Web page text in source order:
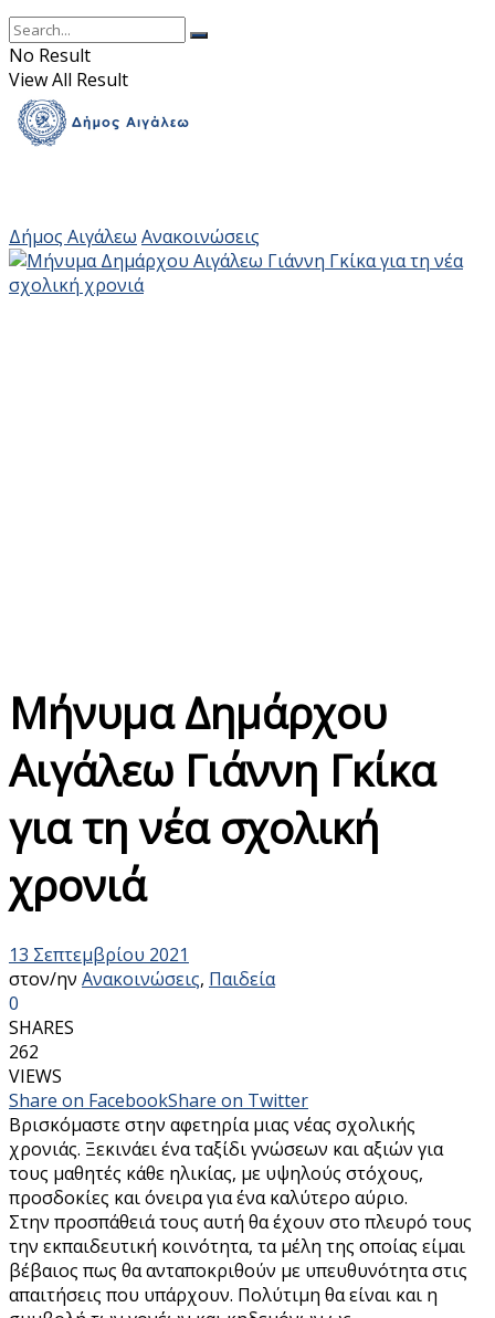
No Result
View All Result
Δήμος Αιγάλεω Ανακοινώσεις
Μήνυμα Δημάρχου
Αιγάλεω Γιάννη Γκίκα
για τη νέα σχολική
χρονιά
13 Σεπτεμβρίου 2021
στον/ην Ανακοινώσεις, Παιδεία
0
SHARES
262
VIEWS
Share on FacebookShare on Twitter
Βρισκόμαστε στην αφετηρία μιας νέας σχολικής
χρονιάς. Ξεκινάει ένα ταξίδι γνώσεων και αξιών για
τους μαθητές κάθε ηλικίας, με υψηλούς στόχους,
προσδοκίες και όνειρα για ένα καλύτερο αύριο.
Στην προσπάθειά τους αυτή θα έχουν στο πλευρό τους
την εκπαιδευτική κοινότητα, τα μέλη της οποίας είμαι
βέβαιος πως θα ανταποκριθούν με υπευθυνότητα στις
απαιτήσεις που υπάρχουν. Πολύτιμη θα είναι και η